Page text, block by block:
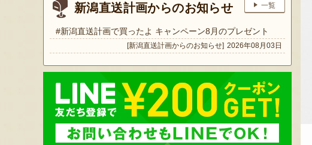
新潟直送計画からのお知らせ 一覧
#新潟直送計画で買ったよ キャンペーン8月のプレゼント
[新潟直送計画からのお知らせ] 2026年08月03日